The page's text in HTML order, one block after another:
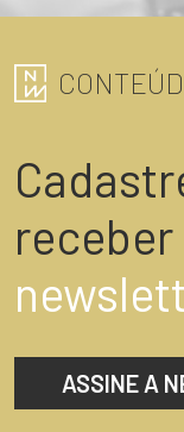
receber
ASSINE A